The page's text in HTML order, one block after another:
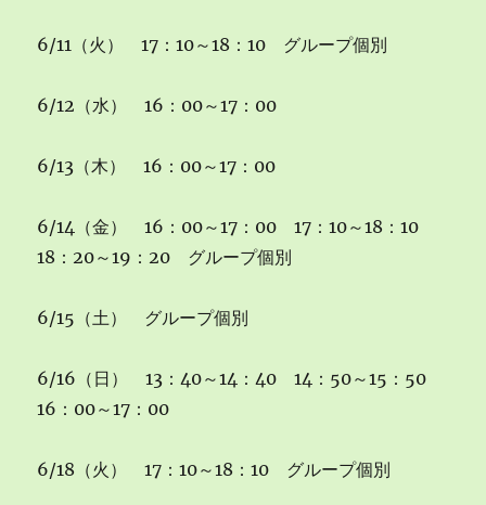
6/11（火） 17：10～18：10 グループ個別
6/12（水） 16：00～17：00
6/13（木） 16：00～17：00
6/14（金） 16：00～17：00 17：10～18：10
18：20～19：20 グループ個別
6/15（土） グループ個別
6/16（日） 13：40～14：40 14：50～15：50
16：00～17：00
6/18（火） 17：10～18：10 グループ個別